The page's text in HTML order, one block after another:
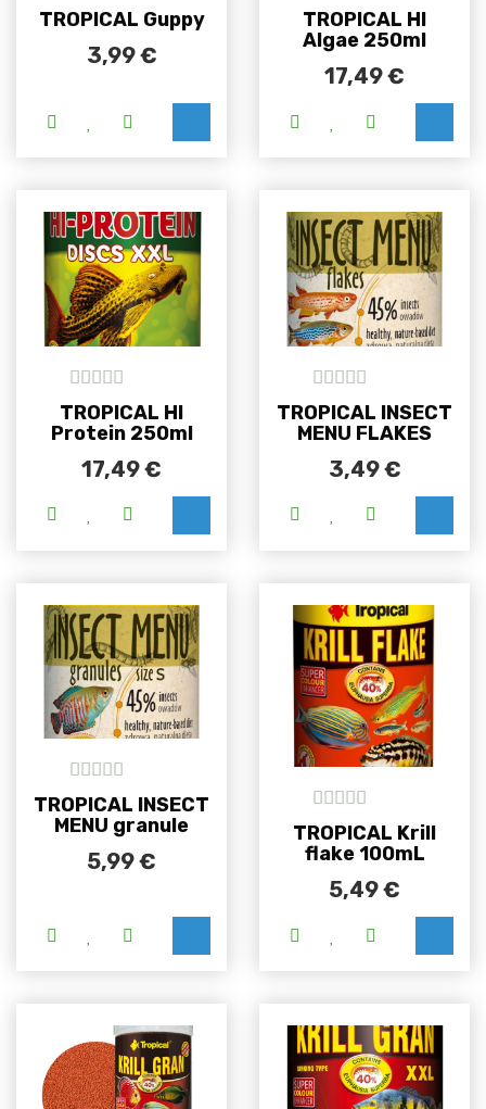
5out of 5
TROPICAL Guppy
3,99€
Ovaj proizvod ima više varijanti. Opcije se
5out of 5
TROPICAL HI
Algae 250ml
17,49€
5out of 5
TROPICAL HI
Protein 250ml
17,49€
5out of 5
TROPICAL INSECT
MENU FLAKES
3,49€
Ovaj proizvod
5out of 5
TROPICAL INSECT
MENU granule
5,99€
Ovaj proizvod ima više varijanti. Opcije se
5out of 5
TROPICAL Krill
flake 100mL
5,49€